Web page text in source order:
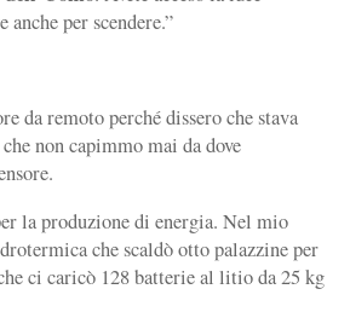
anche per scendere.”
da remoto perché dissero che stava
non capimmo mai da dove
la produzione di energia. Nel mio
che scaldò otto palazzine per
ci caricò 128 batterie al litio da 25 kg